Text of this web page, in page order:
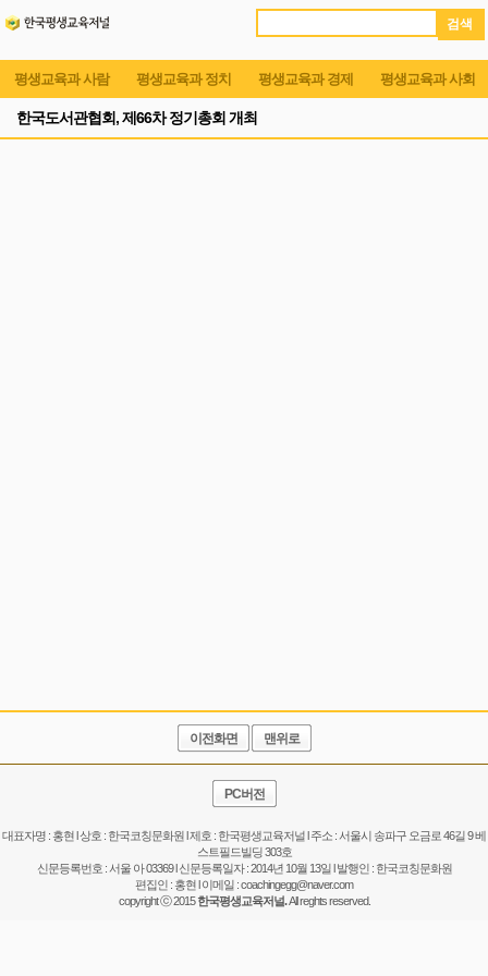
검 색
평생교육과 사람 평생교육과 정치 평생교육과 경제 평생교육과 사회
한국도서관협회, 제66차 정기총회 개최
이전화면 맨위로
PC버전
대표자명 : 홍현 l 상호 : 한국코칭문화원 l 제호 : 한국평생교육저널 l 주소 : 서울시 송파구 오금로 46길 9 베
스트필드빌딩 303호
신문등록번호 : 서울 아 03369 l 신문등록일자 : 2014년 10월 13일 l 발행인 : 한국코칭문화원
편집인 : 홍현 l 이메일 :coachingegg@naver.com
copyright ⓒ 2015한국평생교육저널.All reghts reserved.